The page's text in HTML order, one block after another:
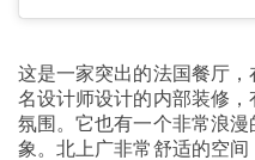
这是一家突出的法国餐厅
名设计师设计的内部装修
氛围。它也有一个非常浪
象。北上广非常舒适的空间